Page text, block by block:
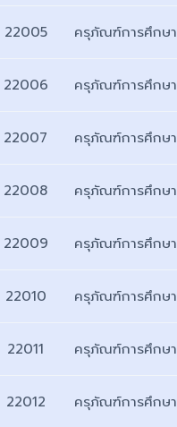
22005 ครุภัณฑ์การศึกษา
22006 ครุภัณฑ์การศึกษา
22007 ครุภัณฑ์การศึกษา
22008 ครุภัณฑ์การศึกษา
22009 ครุภัณฑ์การศึกษา
22010 ครุภัณฑ์การศึกษา
22011 ครุภัณฑ์การศึกษา
22012 ครุภัณฑ์การศึกษา